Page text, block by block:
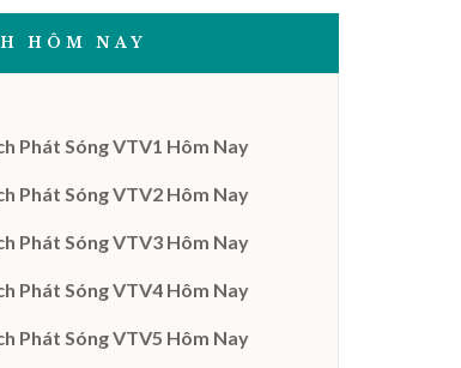
HÔM NAY
Phát Sóng VTV1 Hôm Nay
Phát Sóng VTV2 Hôm Nay
Phát Sóng VTV3 Hôm Nay
Phát Sóng VTV4 Hôm Nay
Phát Sóng VTV5 Hôm Nay